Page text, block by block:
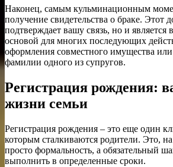
Наконец, самым кульминационным
получение свидетельства о браке. Этот
подтверждает вашу связь, но и является
основой для многих последующих
оформления совместного имущества
фамилии одного из супругов.
Регистрация рождения:
жизни семьи
Регистрация рождения – это еще один
которым сталкиваются родители. Это,
просто формальность, а обязательный
выполнить в определенные сроки.